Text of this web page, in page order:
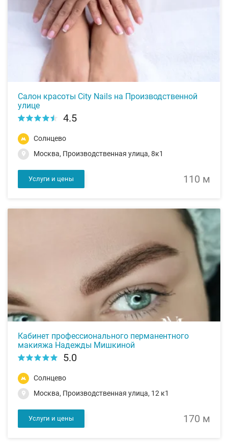
Салон красоты City Nails на Производственной
улице
4.5
Солнцево
Москва, Производственная улица, 8к1
Услуги и цены 110 м
Кабинет профессионального перманентного
макияжа Надежды Мишкиной
5.0
Солнцево
Москва, Производственная улица, 12 к1
Услуги и цены 170 м